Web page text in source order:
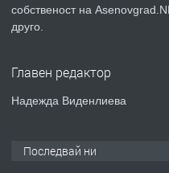
ПРЕДЛАГА
Давам
собственост на
друго.
Главен редактор
Надежда Виденлиева
Последвай ни